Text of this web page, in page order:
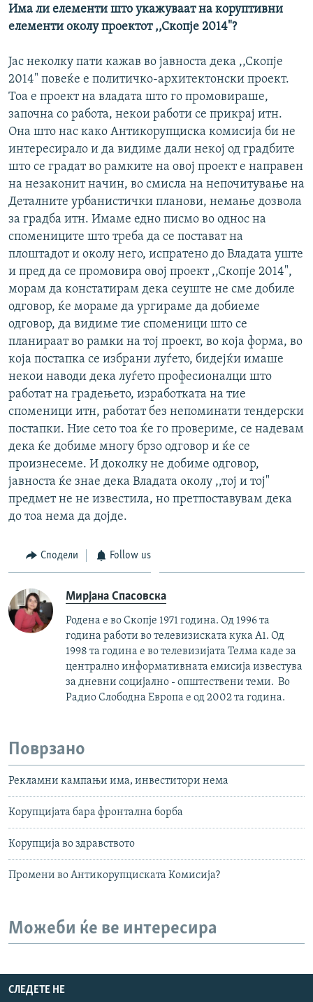
Има ли елементи што укажуваат на коруптивни
елементи околу проектот ,,Скопје 2014"?
Јас неколку пати кажав во јавноста дека ,,Скопје
2014" повеќе е политичко-архитектонски проект.
Тоа е проект на владата што го промовираше,
започна со работа, некои работи се прикрај итн.
Она што нас како Антикорупциска комисија би не
интересирало и да видиме дали некој од градбите
што се градат во рамките на овој проект е направен
на незаконит начин, во смисла на непочитување на
Деталните урбанистички планови, немање дозвола
за градба итн. Имаме едно писмо во однос на
спомениците што треба да се постават на
плоштадот и околу него, испратено до Владата уште
и пред да се промовира овој проект ,,Скопје 2014",
морам да констатирам дека сеуште не сме добиле
одговор, ќе мораме да ургираме да добиеме
одговор, да видиме тие споменици што се
планираат во рамки на тој проект, во која форма, во
која постапка се избрани луѓето, бидејќи имаше
некои наводи дека луѓето професионалци што
работат на градењето, изработката на тие
споменици итн, работат без непоминати тендерски
постапки. Ние сето тоа ќе го провериме, се надевам
дека ќе добиме многу брзо одговор и ќе се
произнесеме. И доколку не добиме одговор,
јавноста ќе знае дека Владата околу ,,тој и тој"
предмет не не известила, но претпоставувам дека
до тоа нема да дојде.
Сподели Follow us
Мирјана Спасовска
Родена е во Скопје 1971 година. Од 1996 та
година работи во телевизиската кука А1. Од
1998 та година е во телевизијата Телма каде за
централно информативната емисија известува
за дневни социјално - општествени теми. Во
Радио Слободна Европа е од 2002 та година.
Поврзано
Рекламни кампањи има, инвеститори нема
Корупцијата бара фронтална борба
Корупција во здравството
Промени во Антикорупциската Комисија?
Можеби ќе ве интересира
СЛЕДЕТЕ НЕ